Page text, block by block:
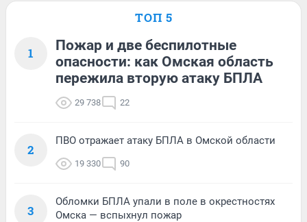
ТОП 5
1
Пожар и две беспилотные
опасности: как Омская область
пережила вторую атаку БПЛА
29 738 22
2
ПВО отражает атаку БПЛА в Омской области
19 330 90
3
Обломки БПЛА упали в поле в окрестностях
Омска — вспыхнул пожар